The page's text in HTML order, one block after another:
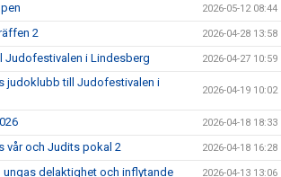
2026-05-12 08:44
2 2026-04-28 13:58
Judofestivalen i Lindesberg 2026-04-27 10:59
judoklubb till Judofestivalen i
2026-04-19 10:02
2026-04-18 18:33
vår och Judits pokal 2 2026-04-18 16:28
delaktighet och inflytande 2026-04-13 13:06